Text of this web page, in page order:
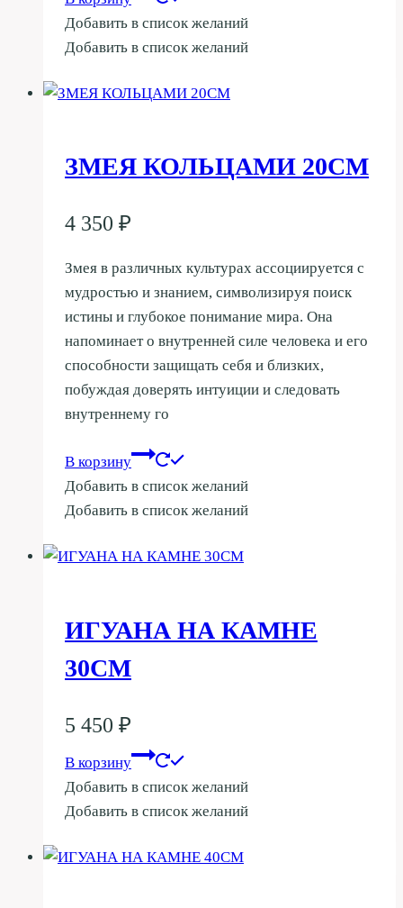
Добавить в список желаний
Добавить в список желаний
ЗМЕЯ КОЛЬЦАМИ 20СМ
4 350 ₽
Змея в различных культурах ассоциируется с
мудростью и знанием, символизируя поиск
истины и глубокое понимание мира. Она
напоминает о внутренней силе человека и его
способности защищать себя и близких,
побуждая доверять интуиции и следовать
внутреннему го
В корзину
Добавить в список желаний
Добавить в список желаний
ИГУАНА НА КАМНЕ
30СМ
5 450 ₽
В корзину
Добавить в список желаний
Добавить в список желаний